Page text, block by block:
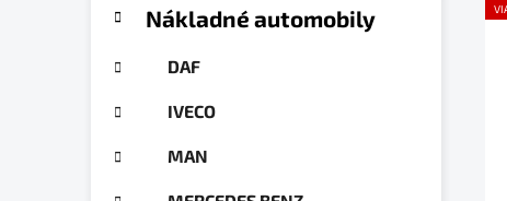
kategórieNákladné automobily
DAF
IVECO
MAN